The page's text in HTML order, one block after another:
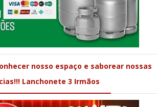
nosso espaço e saborear nossas
Lanchonete 3 Irmãos